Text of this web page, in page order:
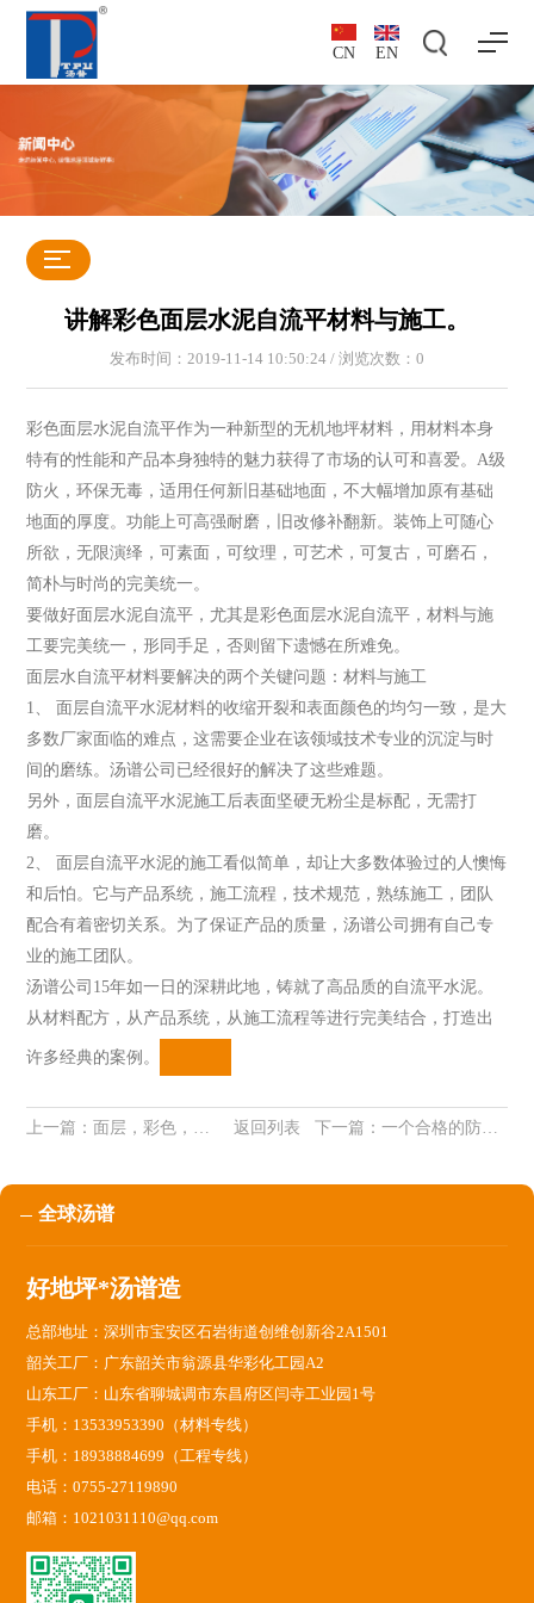
CN EN
讲解彩色面层水泥自流平材料与施工。
发布时间：2019-11-14 10:50:24 / 浏览次数： 0
彩色面层水泥自流平作为一种新型的无机地坪材料，用材料本身
特有的性能和产品本身独特的魅力获得了市场的认可和喜爱。A级
防火，环保无毒，适用任何新旧基础地面，不大幅增加原有基础
地面的厚度。功能上可高强耐磨，旧改修补翻新。装饰上可随心
所欲，无限演绎，可素面，可纹理，可艺术，可复古，可磨石，
简朴与时尚的完美统一。
要做好面层水泥自流平，尤其是彩色面层水泥自流平，材料与施
工要完美统一，形同手足，否则留下遗憾在所难免。
面层水自流平材料要解决的两个关键问题：材料与施工
1、 面层自流平水泥材料的收缩开裂和表面颜色的均匀一致，是大
多数厂家面临的难点，这需要企业在该领域技术专业的沉淀与时
间的磨练。汤谱公司已经很好的解决了这些难题。
另外，面层自流平水泥施工后表面坚硬无粉尘是标配，无需打
磨。
2、 面层自流平水泥的施工看似简单，却让大多数体验过的人懊悔
和后怕。它与产品系统，施工流程，技术规范，熟练施工，团队
配合有着密切关系。为了保证产品的质量，汤谱公司拥有自己专
业的施工团队。
汤谱公司15年如一日的深耕此地，铸就了高品质的自流平水泥。
从材料配方，从产品系统，从施工流程等进行完美结合，打造出
许多经典的案例。
上一篇： 面层，彩色，自流平水泥。材料，施工，汤谱完美统一！ 返回列表 下一篇：一个合格的防静电地坪该如何施工？
全球汤谱
好地坪*汤谱造
总部地址：深圳市宝安区石岩街道创维创新谷2A1501
韶关工厂：广东韶关市翁源县华彩化工园A2
山东工厂：山东省聊城调市东昌府区闫寺工业园1号
手机：13533953390（材料专线）
手机：18938884699（工程专线）
电话：0755-27119890
邮箱：1021031110@qq.com